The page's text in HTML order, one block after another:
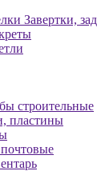
Завертки,
строительные
пластины